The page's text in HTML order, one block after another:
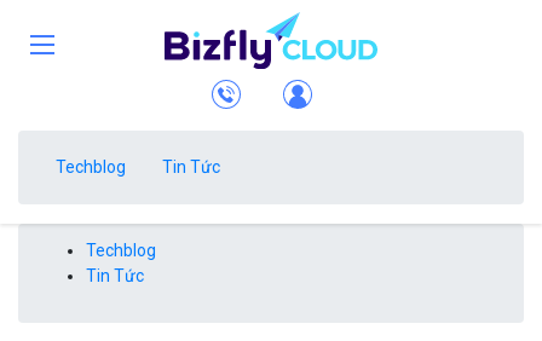
Techblog Tin Tức
Techblog
Tin Tức